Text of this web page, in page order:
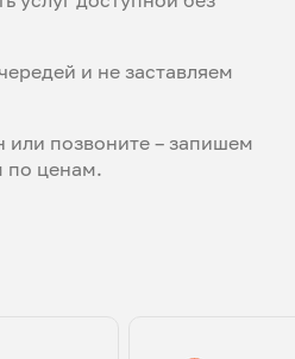
и не заставляем
или позвоните – запишем
по ценам.